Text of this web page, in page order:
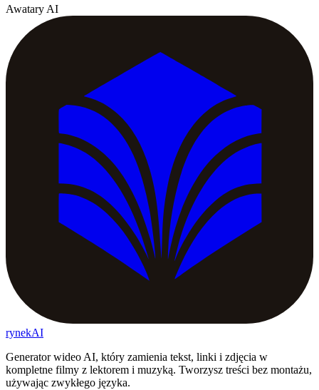
Awatary AI
rynekAI
Generator wideo AI, który zamienia tekst, linki i zdjęcia w
kompletne filmy z lektorem i muzyką. Tworzysz treści bez montażu,
używając zwykłego języka.